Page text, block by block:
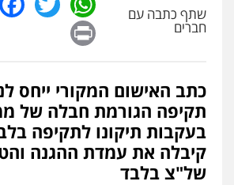
עורכי דין לענייני
רכוש
0548009246
דוד אפרים משרד עורכי
פלילי צווארון לבן מס
0506209859
שתף כתבה עם
חברים
כתב האישום המקורי ייחס
תקיפה הגורמת חבלה של
בעקבות תיקונו לתקיפה
קיבלה את עמדת ההגנה
של"צ בלבד